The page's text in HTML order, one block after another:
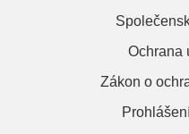
Ochrana
Zákon o